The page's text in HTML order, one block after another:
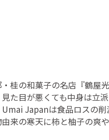
桂の和菓子の名店『鶴屋
目が悪くても中身は立派
Japanは食品ロスの削
来の寒天に柿と柚子の爽